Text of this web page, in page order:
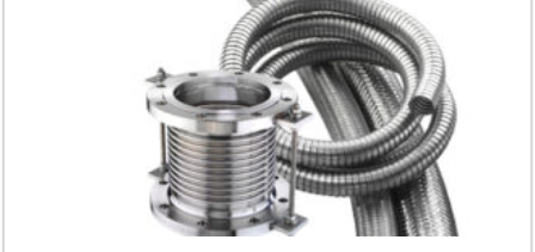
شیلنگ‌های ورودی هوا نقش حیاتی در عملکرد صحیح و طول عمر موتورهای
احتراق داخلی دارند. این شیلنگ‌ها به عنوان بخشی از سیستم مکش هوا،
هوای تازه مورد نیاز موتور را تامین کرده و عملکرد بهینه آن را تضمین